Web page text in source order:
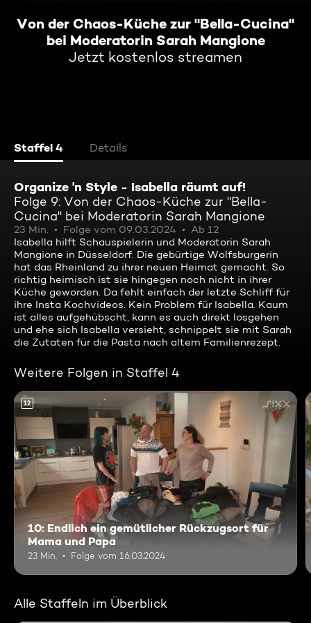
Von der Chaos-Küche zur "Bella-Cucina"
bei Moderatorin Sarah Mangione
Jetzt kostenlos streamen
Staffel 4 Details
Organize 'n Style - Isabella räumt auf!
Folge 9: Von der Chaos-Küche zur "Bella-
Cucina" bei Moderatorin Sarah Mangione
23 Min. Folge vom 09.03.2024
Ab 12
Isabella hilft Schauspielerin und Moderatorin Sarah
Mangione in Düsseldorf. Die gebürtige Wolfsburgerin
hat das Rheinland zu ihrer neuen Heimat gemacht. So
richtig heimisch ist sie hingegen noch nicht in ihrer
Küche geworden. Da fehlt einfach der letzte Schliff für
ihre Insta Kochvideos. Kein Problem für Isabella. Kaum
ist alles aufgehübscht, kann es auch direkt losgehen
und ehe sich Isabella versieht, schnippelt sie mit Sarah
die Zutaten für die Pasta nach altem Familienrezept.
Weitere Folgen in Staffel 4
12
10: Endlich ein gemütlicher Rückzugsort für
Mama und Papa
23 Min. Folge vom 16.03.2024
Alle Staffeln im Überblick